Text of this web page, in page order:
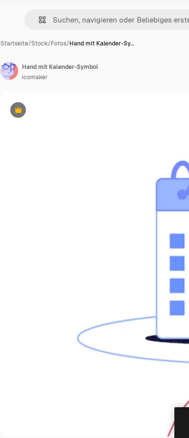
Startseite/Stock/Fotos/Hand mit Kalender-Sy…
Premium
Hand mit Kalender-Symbol
icomaker